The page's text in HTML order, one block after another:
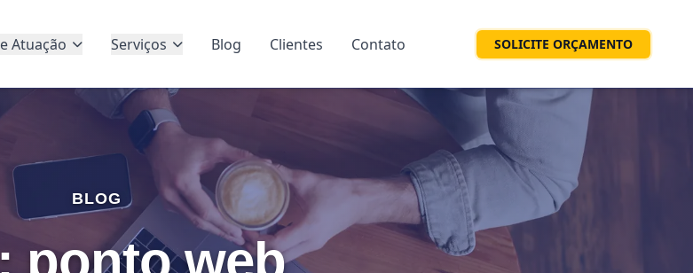
Atuação Serviços Blog Clientes Contato SOLICITE ORÇAMENTO
BLOG